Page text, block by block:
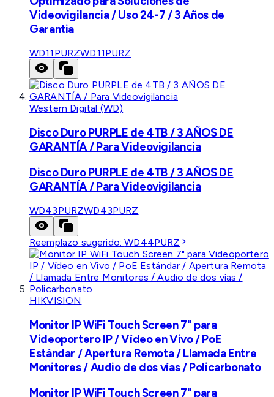
Videovigilancia / Uso 24-7 / 3 Años de
Garantia
WD11PURZWD11PURZ
Western Digital (WD)
Disco Duro PURPLE de 4TB / 3 AÑOS DE
GARANTÍA / Para Videovigilancia
Disco Duro PURPLE de 4TB / 3 AÑOS DE
GARANTÍA / Para Videovigilancia
WD43PURZWD43PURZ
Reemplazo sugerido:WD44PURZ
HIKVISION
Monitor IP WiFi Touch Screen 7" para
Videoportero IP / Vídeo en Vivo / PoE
Estándar / Apertura Remota / Llamada Entre
Monitores / Audio de dos vías / Policarbonato
Monitor IP WiFi Touch Screen 7" para